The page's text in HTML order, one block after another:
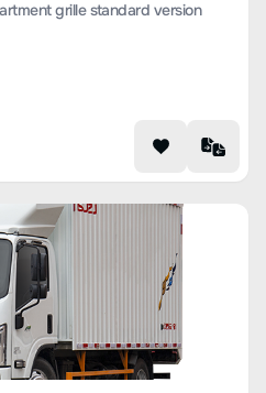
grille standard version